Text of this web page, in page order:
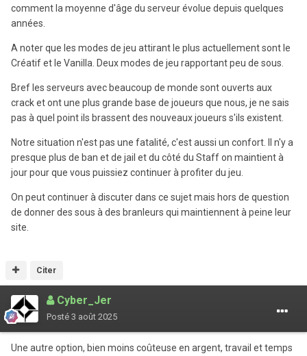
comment la moyenne d'âge du serveur évolue depuis quelques
années.
A noter que les modes de jeu attirant le plus actuellement sont le
Créatif et le Vanilla. Deux modes de jeu rapportant peu de sous.
Bref les serveurs avec beaucoup de monde sont ouverts aux
crack et ont une plus grande base de joueurs que nous, je ne sais
pas à quel point ils brassent des nouveaux joueurs s'ils existent.
Notre situation n'est pas une fatalité, c'est aussi un confort. Il n'y a
presque plus de ban et de jail et du côté du Staff on maintient à
jour pour que vous puissiez continuer à profiter du jeu.
On peut continuer à discuter dans ce sujet mais hors de question
de donner des sous à des branleurs qui maintiennent à peine leur
site.
Citer
Cyber_Jer
Posté 3 août 2025
Une autre option, bien moins coûteuse en argent, travail et temps